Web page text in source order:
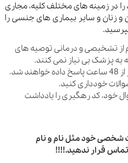
زمینه های مختلف کلیه، مجاری
و سایر بیماری های جنسی را
و درمانی توصیه های
بی نیاز نمی کنند.
کد رهگیری را یادداشت
خود مثل نام و نام
قرار ندهید.!!!!